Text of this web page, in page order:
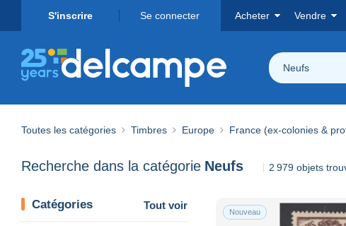
S'inscrire Se connecter Acheter Vendre
Neufs
Toutes les catégories Timbres Europe France (ex-colonies &
Recherche dans la catégorie Neufs 2 979 objets
Catégories Tout voir
Nouveau